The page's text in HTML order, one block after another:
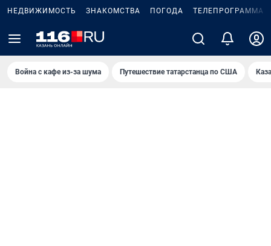
НЕДВИЖИМОСТЬ ЗНАКОМСТВА ПОГОДА ТЕЛЕПРОГРАММА
Война с кафе из-за шума Путешествие татарстанца по США